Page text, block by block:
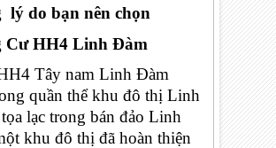
lý do bạn nên chọn
Cư HH4 Linh Đàm
Tây nam Linh Đàm
quần thể khu đô thị Linh
lạc trong bán đảo Linh
khu đô thị đã hoàn thiện